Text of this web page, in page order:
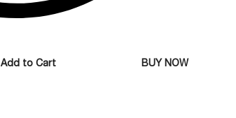
Add to Cart BUY NOW